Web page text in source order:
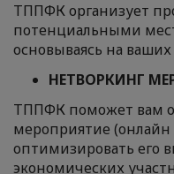
ТППФК организует
потенциальными
основываясь на
НЕТВОРКИНГ
ТППФК поможет вам
мероприятие
оптимизировать его
экономических